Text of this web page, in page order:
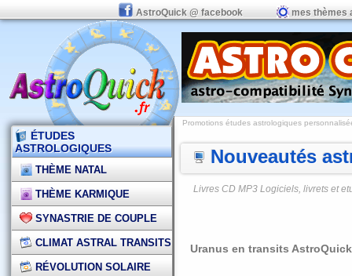
AstroQuick @ facebook mes thèmes
ÉTUDES
ASTROLOGIQUES
THÈME NATAL
THÈME KARMIQUE
SYNASTRIE DE COUPLE
CLIMAT ASTRAL TRANSITS
RÉVOLUTION SOLAIRE
Promotions études astrologiques
Nouveautés
Livres CD MP3 Logiciels, livrets et
Uranus en transits